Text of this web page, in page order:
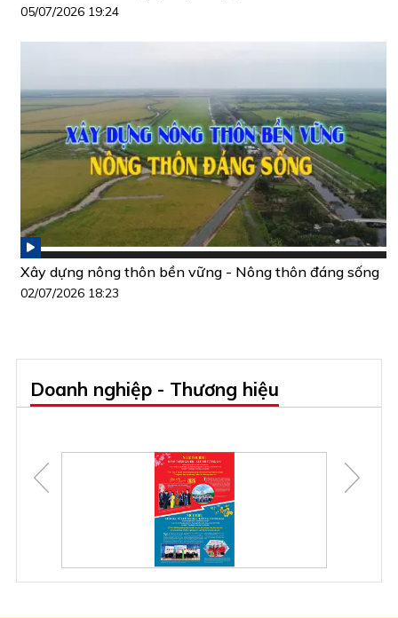
05/07/2026 19:24
Xây dựng nông thôn bền vững - Nông thôn đáng sống
02/07/2026 18:23
Doanh nghiệp - Thương hiệu